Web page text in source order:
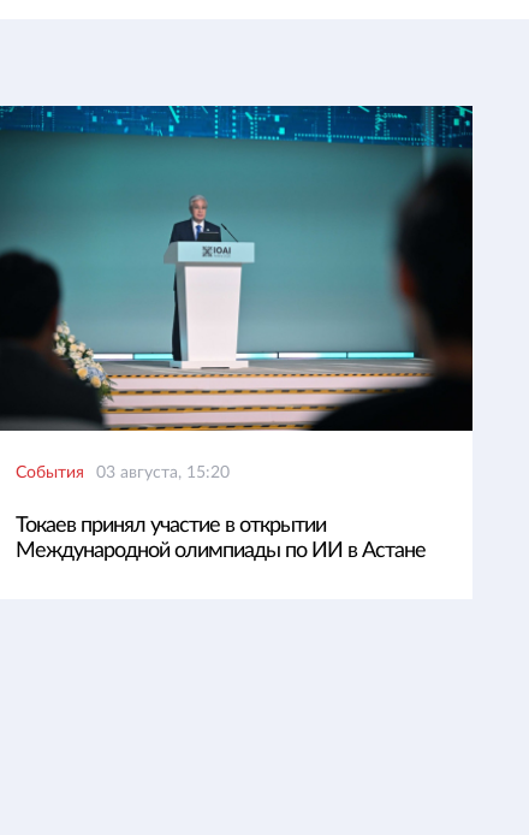
События 03 августа, 15:20
Токаев принял участие в открытии
Международной олимпиады по ИИ в Астане